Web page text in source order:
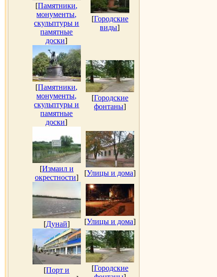
[Памятники,
монументы,
скульптуры и
памятные
доски]
[Городские
виды]
[Памятники,
монументы,
скульптуры и
памятные
доски]
[Городские
фонтаны]
[Измаил и
окрестности]
[Улицы и дома]
[Дунай] [Улицы и дома]
[Порт и
[Городские